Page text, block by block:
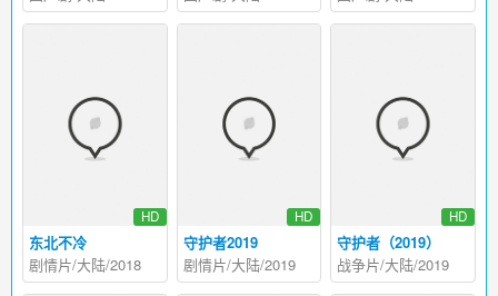
东北不冷
HD
剧情片/大陆/2018
守护者2019
HD
剧情片/大陆/2019
守护者（2019）
HD
战争片/大陆/2019